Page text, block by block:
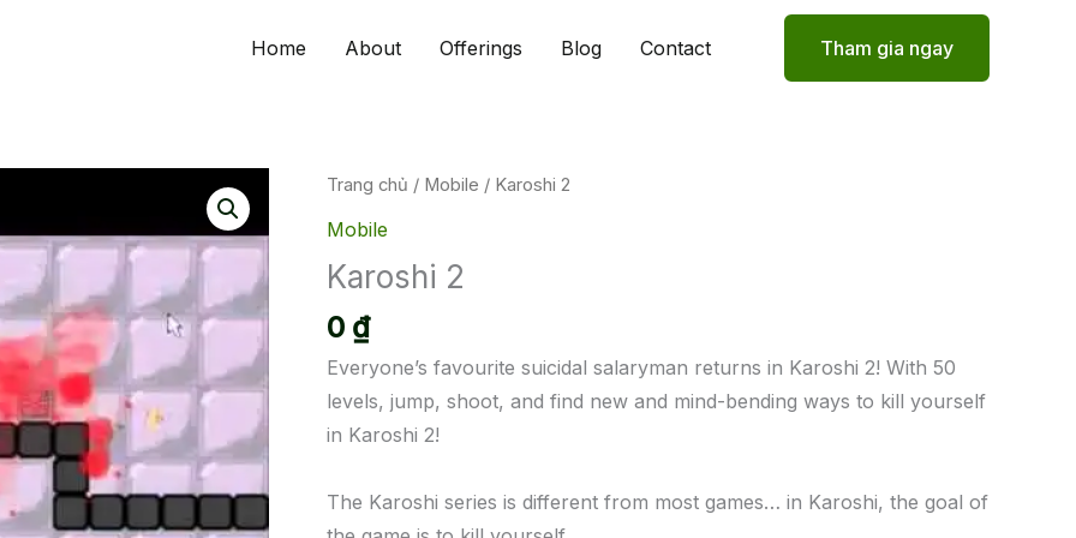
Home About Offerings Blog Contact Tham gia ngay
Trang chủ / Mobile / Karoshi 2
Mobile
Karoshi 2
0 ₫
Everyone’s favourite suicidal salaryman returns in Karoshi 2! With 50
levels, jump, shoot, and find new and mind-bending ways to kill yourself
in Karoshi 2!
The Karoshi series is different from most games… in Karoshi, the goal of